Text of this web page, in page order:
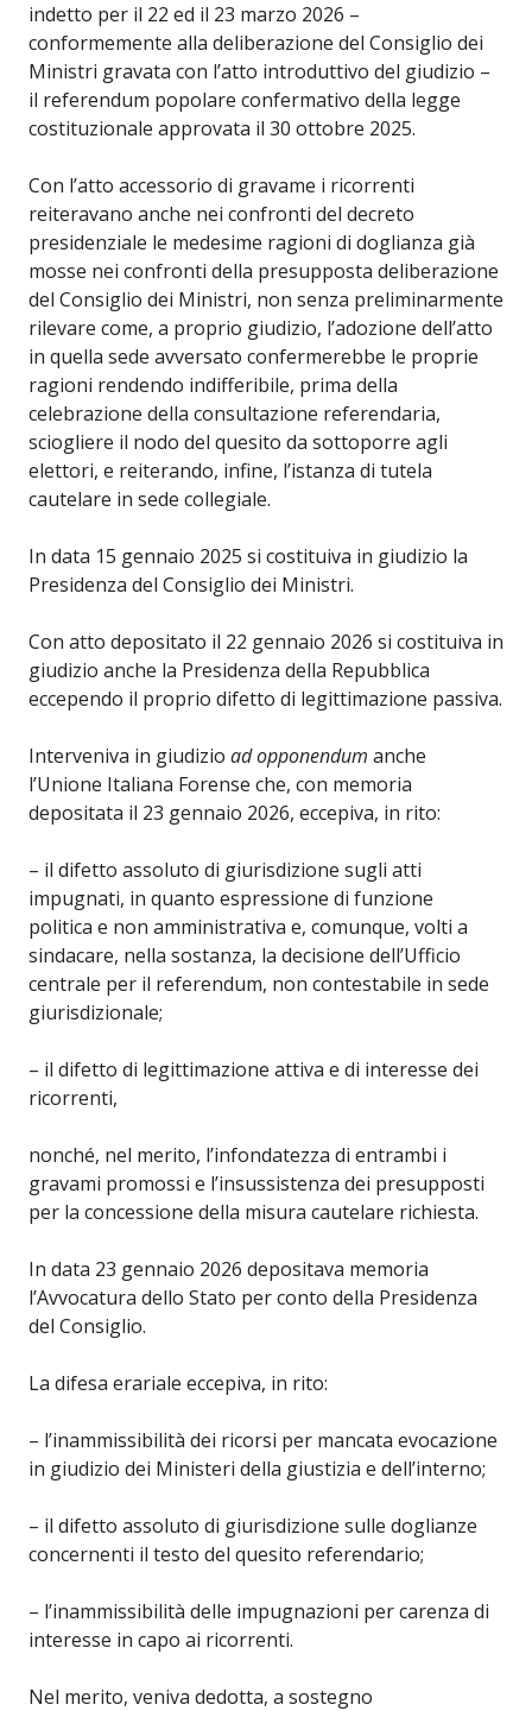
indetto per il 22 ed il 23 marzo 2026 –
conformemente alla deliberazione del Consiglio dei
Ministri gravata con l’atto introduttivo del giudizio –
il referendum popolare confermativo della legge
costituzionale approvata il 30 ottobre 2025.
Con l’atto accessorio di gravame i ricorrenti
reiteravano anche nei confronti del decreto
presidenziale le medesime ragioni di doglianza già
mosse nei confronti della presupposta deliberazione
del Consiglio dei Ministri, non senza preliminarmente
rilevare come, a proprio giudizio, l’adozione dell’atto
in quella sede avversato confermerebbe le proprie
ragioni rendendo indifferibile, prima della
celebrazione della consultazione referendaria,
sciogliere il nodo del quesito da sottoporre agli
elettori, e reiterando, infine, l’istanza di tutela
cautelare in sede collegiale.
In data 15 gennaio 2025 si costituiva in giudizio la
Presidenza del Consiglio dei Ministri.
Con atto depositato il 22 gennaio 2026 si costituiva in
giudizio anche la Presidenza della Repubblica
eccependo il proprio difetto di legittimazione passiva.
Interveniva in giudizio ad opponendum anche
l’Unione Italiana Forense che, con memoria
depositata il 23 gennaio 2026, eccepiva, in rito:
– il difetto assoluto di giurisdizione sugli atti
impugnati, in quanto espressione di funzione
politica e non amministrativa e, comunque, volti a
sindacare, nella sostanza, la decisione dell’Ufficio
centrale per il referendum, non contestabile in sede
giurisdizionale;
– il difetto di legittimazione attiva e di interesse dei
ricorrenti,
nonché, nel merito, l’infondatezza di entrambi i
gravami promossi e l’insussistenza dei presupposti
per la concessione della misura cautelare richiesta.
In data 23 gennaio 2026 depositava memoria
l’Avvocatura dello Stato per conto della Presidenza
del Consiglio.
La difesa erariale eccepiva, in rito:
– l’inammissibilità dei ricorsi per mancata evocazione
in giudizio dei Ministeri della giustizia e dell’interno;
– il difetto assoluto di giurisdizione sulle doglianze
concernenti il testo del quesito referendario;
– l’inammissibilità delle impugnazioni per carenza di
interesse in capo ai ricorrenti.
Nel merito, veniva dedotta, a sostegno